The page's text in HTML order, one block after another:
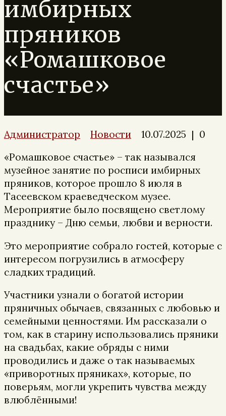
имбирных
пряников
«Ромашковое
счастье»
Администратор Новости 10.07.2025 | 0
«Ромашковое счастье» – так назывался
музейное занятие по росписи имбирных
пряников, которое прошло 8 июля в
Тасеевском краеведческом музее.
Мероприятие было посвящено светлому
празднику – Дню семьи, любви и верности.
Это мероприятие собрало гостей, которые с
интересом погрузились в атмосферу
сладких традиций.
Участники узнали о богатой истории
пряничных обычаев, связанных с любовью и
семейными ценностями. Им рассказали о
том, как в старину использовались пряники
на свадьбах, какие обряды с ними
проводились и даже о так называемых
«приворотных пряниках», которые, по
поверьям, могли укрепить чувства между
влюблёнными!